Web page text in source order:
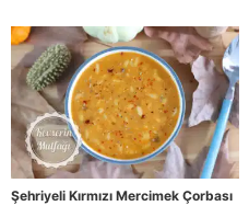
Şehriyeli Kırmızı Mercimek Çorbası